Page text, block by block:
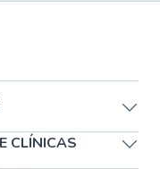
CLÍNICAS